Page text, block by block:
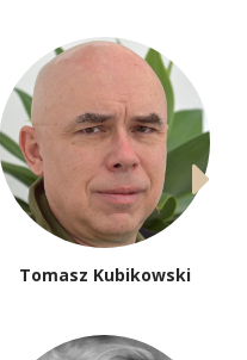
Tomasz Kubikowski